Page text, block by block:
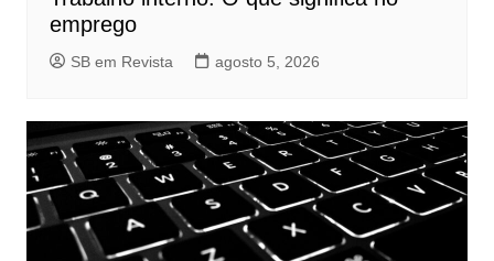
emprego
SB em Revista agosto 5, 2026